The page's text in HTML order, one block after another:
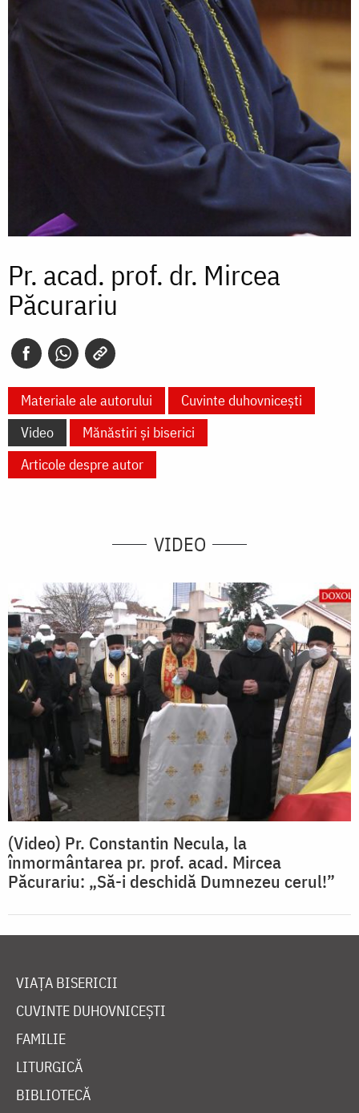
Pr. acad. prof. dr. Mircea
Păcurariu
Materiale ale autorului
Cuvinte duhovnicești
Video
Mănăstiri și biserici
Articole despre autor
VIDEO
(Video) Pr. Constantin Necula, la
înmormântarea pr. prof. acad. Mircea
Păcurariu: „Să-i deschidă Dumnezeu cerul!”
VIAȚA BISERICII
CUVINTE DUHOVNICEȘTI
FAMILIE
LITURGICĂ
BIBLIOTECĂ